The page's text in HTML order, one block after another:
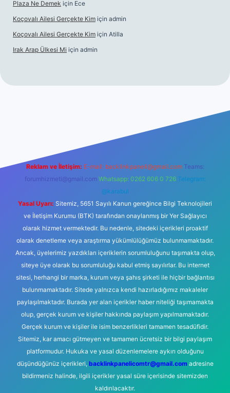
Plaza Ne Demek için Ece
Koçovalı Ailesi Gerçekte Kim için admin
Koçovalı Ailesi Gerçekte Kim için Atilla
Irak Arap Ülkesi Mi için admin
Reklam ve İletişim: E-mail: backlinkpaneli@gmail.com Teams:
forumhizmeti@gmail.com Whatsapp: 0262 606 0 726 Telegram:
@karabul
Yasal Uyarı: Sitemiz, 5651 Sayılı Kanun gereğince Bilgi Teknolojileri
ve İletişim Kurumu (BTK) tarafından onaylanmış bir Yer Sağlayıcı
olarak hizmet vermektedir. Bu nedenle, sitedeki içerikleri proaktif
olarak denetleme veya araştırma yükümlülüğümüz bulunmamaktadır.
Ancak, üyelerimiz yazdıkları içeriklerin sorumluluğunu taşımakta olup,
siteye üye olarak bu sorumluluğu kabul etmiş sayılırlar. Bu internet
sitesi, herhangi bir marka, kurum veya şahıs şirketi ile hiçbir bağlantısı
bulunmamaktadır. Sitede yalnızca kendi hazırladığımız makaleler
paylaşılmaktadır. Burada yer alan içerikler haber niteliği taşımamakta
olup, gerçek kurum ve kişiler hakkında paylaşım yapılmamaktadır.
Gerçek kurum ve kişiler ile isim benzerlikleri tamamen tesadüfidir.
Sitemiz, kar amacı gütmeyen ve tamamen ücretsiz bir bilgi paylaşım
platformudur. Hukuka ve yasal düzenlemelere aykırı olduğunu
düşündüğünüz içerikleri, backlinkpanelicomtr@gmail.comadresine
bildirmeniz halinde, ilgili içerikler yasal süre içerisinde sitemizden
kaldırılacaktır.